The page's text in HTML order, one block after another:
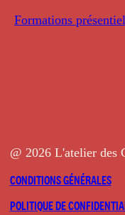
Formations
@ 2026 L'atelier des
CONDITIONS GÉNÉRALES
POLITIQUE DE